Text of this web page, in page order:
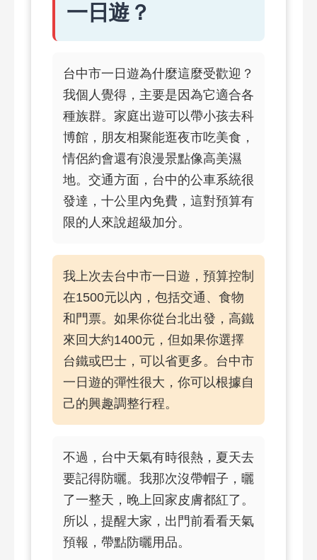
一日遊？
台中市一日遊為什麼這麼受歡迎？
我個人覺得，主要是因為它適合各
種族群。家庭出遊可以帶小孩去科
博館，朋友相聚能逛夜市吃美食，
情侶約會還有浪漫景點像高美濕
地。交通方面，台中的公車系統很
發達，十公里內免費，這對預算有
限的人來說超級加分。
我上次去台中市一日遊，預算控制
在1500元以內，包括交通、食物
和門票。如果你從台北出發，高鐵
來回大約1400元，但如果你選擇
台鐵或巴士，可以省更多。台中市
一日遊的彈性很大，你可以根據自
己的興趣調整行程。
不過，台中天氣有時很熱，夏天去
要記得防曬。我那次沒帶帽子，曬
了一整天，晚上回家皮膚都紅了。
所以，提醒大家，出門前看看天氣
預報，帶點防曬用品。